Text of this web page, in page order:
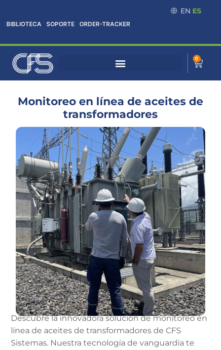
al
contenido
BIBLIOTECA SOPORTE ORDER-TRACKER
EN ES
0
Cart
Monitoreo en línea de aceites de
transformadores
Descubre la innovadora solución de monitoreo en
línea de aceites de transformadores de CFS
Sistemas. Nuestra tecnología de vanguardia te